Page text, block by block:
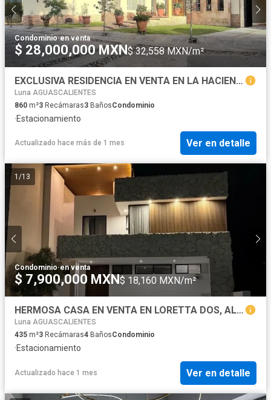
Condominio·en venta
$ 28,000,000 MXN$ 32,558 MXN/m²
EXCLUSIVA RESIDENCIA EN VENTA EN LA HACIENDA, AGUASCALIENTES
Luna AGUASCALIENTES
860 m²3 Recámaras3 BañosCondominio
·Estacionamiento
Actualizado hace más de 1 mes Ver en detalle
1 /13
Condominio·en venta
$ 7,900,000 MXN$ 18,160 MXN/m²
HERMOSA CASA EN VENTA EN LORETTA DOS, AL NORPONIENTE DE AGUASCALIENTES
Luna AGUASCALIENTES
435 m²3 Recámaras4 BañosCondominio
·Estacionamiento
Actualizado hace 1 mes Ver en detalle